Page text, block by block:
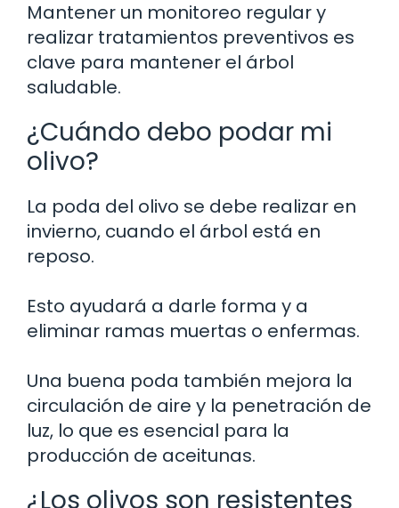
Mantener un monitoreo regular y
realizar tratamientos preventivos es
clave para mantener el árbol
saludable.
¿Cuándo debo podar mi
olivo?
La poda del olivo se debe realizar en
invierno, cuando el árbol está en
reposo.
Esto ayudará a darle forma y a
eliminar ramas muertas o enfermas.
Una buena poda también mejora la
circulación de aire y la penetración de
luz, lo que es esencial para la
producción de aceitunas.
¿Los olivos son resistentes